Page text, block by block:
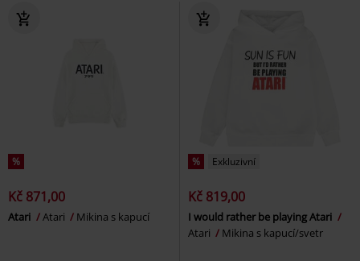
%
Kč 871,00
Atari Atari Mikina s kapucí
% Exkluzivní
Kč 819,00
I would rather be playing Atari
Atari
Mikina s kapucí/svetr